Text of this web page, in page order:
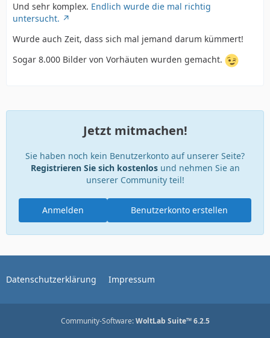
Und sehr komplex. Endlich wurde die mal richtig
untersucht.
Wurde auch Zeit, dass sich mal jemand darum kümmert!
Sogar 8.000 Bilder von Vorhäuten wurden gemacht.
Jetzt mitmachen!
Sie haben noch kein Benutzerkonto auf unserer Seite?
Registrieren Sie sich kostenlosund nehmen Sie an
unserer Community teil!
Benutzerkonto erstellen
Anmelden
Datenschutzerklärung Impressum
Community-Software:WoltLab Suite™ 6.2.5